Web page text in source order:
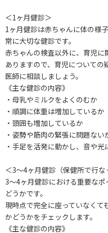
＜1ヶ月健診＞
1ヶ月健診は赤ちゃんに体の様
常に大切な健診です。
赤ちゃんの検査以外に、育児
ありますので、育児について
医師に相談しましょう。
《主な健診の内容》
・母乳やミルクをよくのむか
・順調に体重は増加しているか
・頭囲も増加しているか
・姿勢や筋肉の緊張に問題ない
・手足を活発に動かし、音や
＜3～4ヶ月健診（保健所で行な
3～4ヶ月健診における重要な
どうかです。
現時点で完全に座っていなくて
かどうかをチェックします。
《主な健診の内容》